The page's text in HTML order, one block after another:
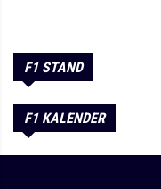
F1 STAND
F1 KALENDER